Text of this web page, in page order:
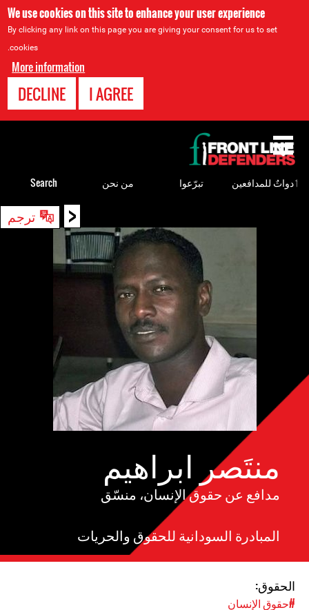
We use cookies on this site to enhance your user experience
By clicking any link on this page you are giving your consent for us to set
cookies.
More information
I AGREE
DECLINE
< ترجم
منتَصر ابراهيم
مدافع عن حقوق الإنسان، منسّق
المبادرة السودانية للحقوق والحريات
الحقوق:
#حقوق الإنسان
to
top
ٲدواتٌ للمدافعين تبرّعوا من نحن Search